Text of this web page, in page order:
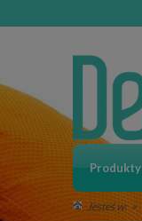
Produkty
Jesteś w: »